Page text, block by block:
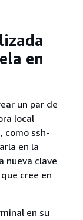
en
un par de
local
como ssh-
en la
nueva clave
cree en
en su